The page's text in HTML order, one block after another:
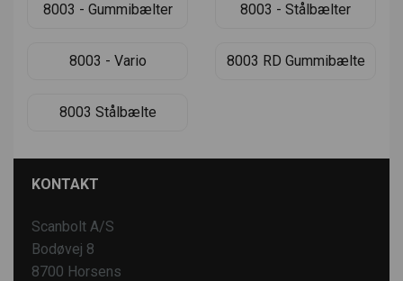
8003 - Gummibælter 8003 - Stålbælter
8003 - Vario 8003 RD Gummibælte
8003 Stålbælte
KONTAKT
Scanbolt A/S
Bodøvej 8
8700 Horsens